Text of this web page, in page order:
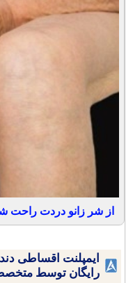
از شر زانو دردت
ایمپلنت اقساطی
رایگان توسط